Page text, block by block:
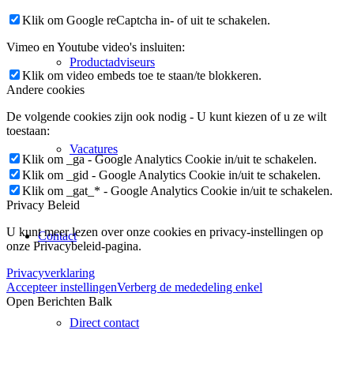
Productadviseurs
Vacatures
Contact
Direct contact
Klik om Google reCaptcha in- of uit te schakelen.
Vimeo en Youtube video's insluiten:
Klik om video embeds toe te staan/te blokkeren.
Andere cookies
De volgende cookies zijn ook nodig - U kunt kiezen of u ze wilt
toestaan:
Klik om _ga - Google Analytics Cookie in/uit te schakelen.
Klik om _gid - Google Analytics Cookie in/uit te schakelen.
Klik om _gat_* - Google Analytics Cookie in/uit te schakelen.
Privacy Beleid
U kunt meer lezen over onze cookies en privacy-instellingen op
onze Privacybeleid-pagina.
Privacyverklaring
Accepteer instellingenVerberg de mededeling enkel
Open Berichten Balk